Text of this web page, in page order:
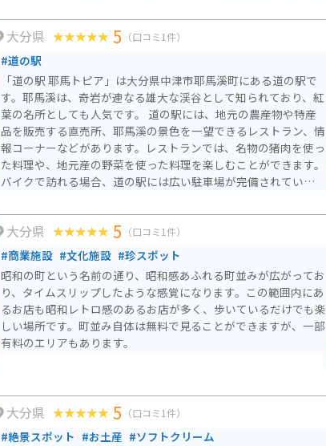
くねくねとした山道が続くため、休憩場所としても最適です。耶
馬溪は、奇岩が連なる景勝地として知られており、紅葉シーズン
には多くの観光客で賑わいます。道の駅 なかつ からは、車で約3
0分の距離です。 【おすすめポイント】 * 新鮮な地元産の野菜や
果物が購入できる * 耶馬溪黒豚など、地元の食材を使った料理が
楽しめる * 耶馬溪観光の拠点として便利
大分県 5 （口コミ1件）
#道の駅
「道の駅 耶馬トピア」は大分県中津市耶馬溪町にある道の駅で
す。耶馬溪は、奇岩が連なる雄大な渓谷として知られており、紅
葉の名所としても人気です。 道の駅には、地元の農産物や特産
品を販売する直売所、耶馬溪の景色を一望できるレストラン、情
報コーナーなどがあります。レストランでは、名物の猪肉を使っ
た料理や、地元産の野菜を使った料理を楽しむことができます。
バイクで訪れる場合、道の駅には広い駐車場が完備されているの
周辺には見どころがたくさんあります。青の洞門や羅漢寺など、
自然と歴史を感じられるスポットを巡ってみましょう。 耶馬溪
を訪れた際には、ぜひ「道の駅 耶馬トピア」に立ち寄ってみて
ください。地元の人々との触れ合いも旅の思い出になるでしょ
う。
大分県 5 （口コミ1件）
#商業施設 #文化施設 #珍スポット
昭和の町という名前の通り、昭和感あふれる町並みが広がってお
り、タイムスリップしたような感覚になります。この範囲内にあ
るお店も昭和レトロ感のあるお店が多く、歩いているだけでも楽
しい場所です。町並み自体は無料で見ることができますが、一部
有料のエリアもあります。
大分県 5 （口コミ1件）
#絶景スポット #お土産 #ソフトクリーム